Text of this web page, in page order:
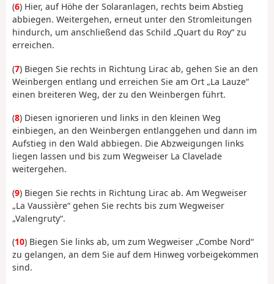
(6) Hier, auf Höhe der Solaranlagen, rechts beim Abstieg
abbiegen. Weitergehen, erneut unter den Stromleitungen
hindurch, um anschließend das Schild „Quart du Roy“ zu
erreichen.
(7) Biegen Sie rechts in Richtung Lirac ab, gehen Sie an den
Weinbergen entlang und erreichen Sie am Ort „La Lauze“
einen breiteren Weg, der zu den Weinbergen führt.
(8) Diesen ignorieren und links in den kleinen Weg
einbiegen, an den Weinbergen entlanggehen und dann im
Aufstieg in den Wald abbiegen. Die Abzweigungen links
liegen lassen und bis zum Wegweiser La Clavelade
weitergehen.
(9) Biegen Sie rechts in Richtung Lirac ab. Am Wegweiser
„La Vaussière“ gehen Sie rechts bis zum Wegweiser
„Valengruty“.
(10) Biegen Sie links ab, um zum Wegweiser „Combe Nord“
zu gelangen, an dem Sie auf dem Hinweg vorbeigekommen
sind.